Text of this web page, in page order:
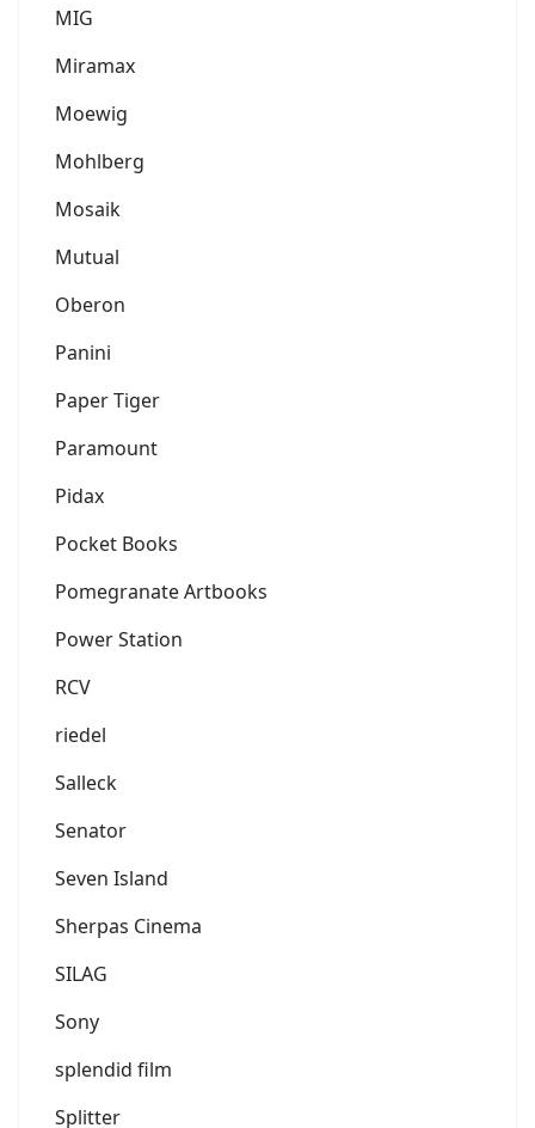
MIG
Miramax
Moewig
Mohlberg
Mosaik
Mutual
Oberon
Panini
Paper Tiger
Paramount
Pidax
Pocket Books
Pomegranate Artbooks
Power Station
RCV
riedel
Salleck
Senator
Seven Island
Sherpas Cinema
SILAG
Sony
splendid film
Splitter